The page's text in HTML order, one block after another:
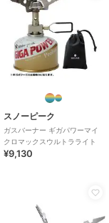
スノーピーク
ガスバーナー ギガパワーマイ
クロマックスウルトラライト
¥9,130